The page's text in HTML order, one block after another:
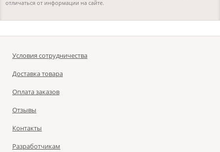
отличаться от информации на сайте.
Условия сотрудничества
Доставка товара
Оплата заказов
Отзывы
Контакты
Разработчикам